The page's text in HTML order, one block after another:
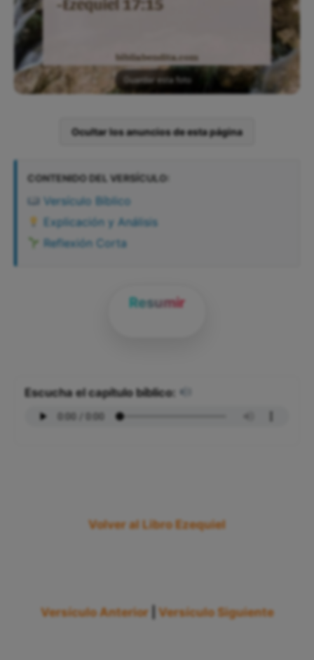
Guardar esta foto
Ocultar los anuncios de esta página
CONTENIDO DEL VERSÍCULO:
Versículo Bíblico
Explicación y Análisis
Reflexión Corta
Resumir
Escucha el capítulo bíblico:
Volver al Libro Ezequiel
Versículo Anterior Versículo Siguiente